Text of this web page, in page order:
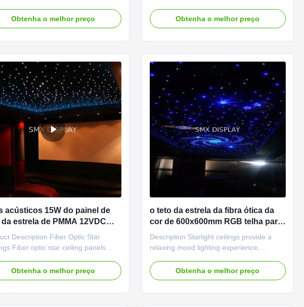
creating the feeling of sleeping
the stars, and star ceilings also add
Obtenha o melhor preço
want the feeling of sitting under the stars
at night, get one of our fibre optic star
Obtenha o melhor preço
acústicos 15W do painel de
estrela de PMMA 12VDC
o cinema da casa
Description Fiber Optic Star
Fiber optic star ceiling panels
for Home Theaters, Media Rooms,
and virtually anywhere in your
Obtenha o melhor preço
o teto da estrela da fibra ótica da
cor de 600x600mm RGB telha para
a decoração do cinema da casa
Description Starlight ceilings provide a
relaxing mood lighting experience,
night sky on long summer evenings.
Hundreds of star points twinkle gently over
Obtenha o melhor preço